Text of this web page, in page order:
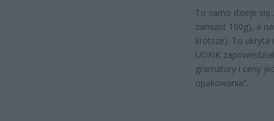
To samo dzieje się
zamiast 100g), a
krótsze). To ukryta
UOKiK
gramatury i ceny
opakowania”.